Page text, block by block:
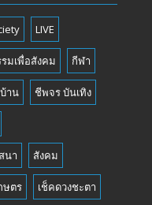
LIVE
มเพื่อสังคม กีฬา
าน ชีพจร บันเทิง
นา สังคม
ษตร เช็คดวงชะตา